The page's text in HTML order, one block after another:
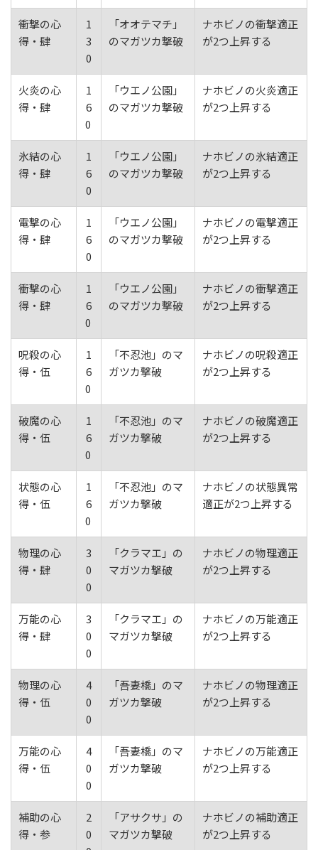
衝撃の心
得・肆
1
3
0
「オオテマチ」
のマガツカ撃破
ナホビノの衝撃適正
が2つ上昇する
火炎の心
得・肆
1
6
0
「ウエノ公園」
のマガツカ撃破
ナホビノの火炎適正
が2つ上昇する
氷結の心
得・肆
1
6
0
「ウエノ公園」
のマガツカ撃破
ナホビノの氷結適正
が2つ上昇する
電撃の心
得・肆
1
6
0
「ウエノ公園」
のマガツカ撃破
ナホビノの電撃適正
が2つ上昇する
衝撃の心
得・肆
1
6
0
「ウエノ公園」
のマガツカ撃破
ナホビノの衝撃適正
が2つ上昇する
呪殺の心
得・伍
1
6
0
「不忍池」のマ
ガツカ撃破
ナホビノの呪殺適正
が2つ上昇する
破魔の心
得・伍
1
6
0
「不忍池」のマ
ガツカ撃破
ナホビノの破魔適正
が2つ上昇する
状態の心
得・伍
1
6
0
「不忍池」のマ
ガツカ撃破
ナホビノの状態異常
適正が2つ上昇する
物理の心
得・肆
3
0
0
「クラマエ」の
マガツカ撃破
ナホビノの物理適正
が2つ上昇する
万能の心
得・肆
3
0
0
「クラマエ」の
マガツカ撃破
ナホビノの万能適正
が2つ上昇する
物理の心
得・伍
4
0
0
「吾妻橋」のマ
ガツカ撃破
ナホビノの物理適正
が2つ上昇する
万能の心
得・伍
4
0
0
「吾妻橋」のマ
ガツカ撃破
ナホビノの万能適正
が2つ上昇する
補助の心
得・参
2
0
「アサクサ」の
マガツカ撃破
ナホビノの補助適正
が2つ上昇する